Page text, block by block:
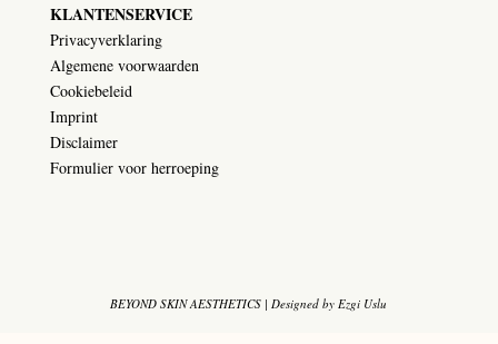
KLANTENSERVICE
Privacyverklaring
Algemene voorwaarden
Cookiebeleid
Imprint
Disclaimer
Formulier voor herroeping
BEYOND SKIN AESTHETICS | Designed by Ezgi Uslu